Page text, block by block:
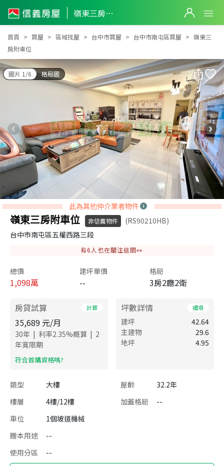
嶺東三房附車位
嶺東三房附車位
首頁 買屋 區域找屋 台中市買屋 台中市南屯區買屋
嶺東三
房附車位
圖片 1/6 格局圖
此為其他仲介業者物件
嶺東三房附車位 非信義物件
(RS90210HB)
台中市南屯區五權西路三段
有6 人也在關注這間👀
總價
1,098萬
建坪單價
--
格局
3房2廳2衛
房貸試算 計算
35,689 元/月
30年 | 利率2.35%概算 | 2
年寬限期
​符合首購資格嗎?
坪數詳情 細項
建坪
42.64
主建物
29.6
地坪
4.95
類型 大樓 屋齡
32.2年
樓層
4樓/12樓 加蓋格局
--
車位
1個坡道機械
謄本用途
--
使用分區
--